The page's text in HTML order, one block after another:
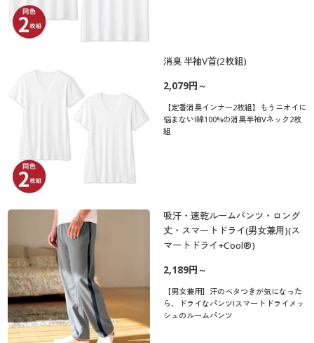
消臭 半袖V首(2枚組)
2,079円～
【定番消臭インナー2枚組】もうニオイに
悩まない!綿100%の消臭半袖Vネック2枚
組
吸汗・速乾ルームパンツ・ロング
丈・スマートドライ(男女兼用)(ス
マートドライ+Cool®)
2,189円～
【男女兼用】汗のベタつきが気になった
ら、ドライなパンツ!スマートドライメッ
シュのルームパンツ